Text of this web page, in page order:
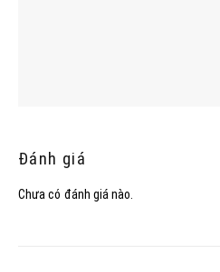
Đánh giá
Chưa có đánh giá nào.